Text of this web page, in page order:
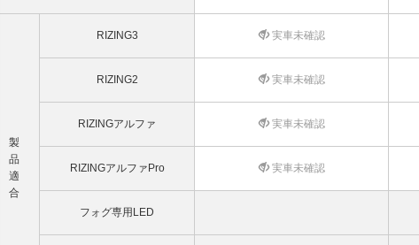
製
品
適
合
RIZING3 実車未確認
RIZING2 実車未確認
RIZINGアルファ 実車未確認
RIZINGアルファPro 実車未確認
フォグ専用LED